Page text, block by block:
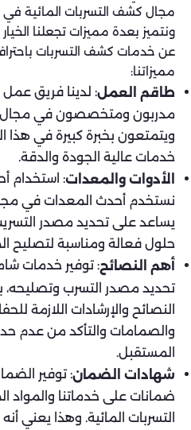
مجال كشف التسربات المائية في
ونتميز بعدة مميزات تجعلنا
عن خدمات كشف التسربات
مميزاتنا:
طاقم العمل: لدينا فريق عمل
مدربون ومتخصصون في مجال
ويتمتعون بخبرة كبيرة في
خدمات عالية الجودة والدقة.
الأدوات والمعدات: استخدام
نستخدم أحدث المعدات في
يساعد على تحديد مصدر
حلول فعالة ومناسبة لتصليح
أهم النصائح: توفير خدمات
تحديد مصدر التسرب وتصليحه،
النصائح والإرشادات اللازمة
والصمامات والتأكد من عدم
المستقبل.
شهادات الضمان: توفير
ضمانات على خدماتنا
التسربات المائية. وهذا يعني